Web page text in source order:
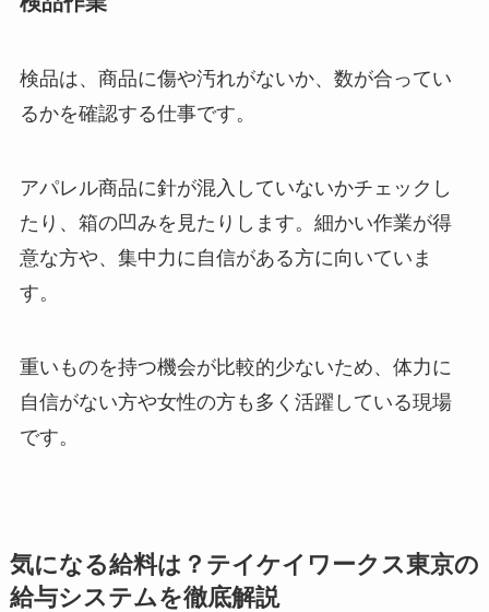
検品は、商品に傷や汚れがないか、数が合ってい
るかを確認する仕事です。
アパレル商品に針が混入していないかチェックし
たり、箱の凹みを見たりします。細かい作業が得
意な方や、集中力に自信がある方に向いていま
す。
重いものを持つ機会が比較的少ないため、体力に
自信がない方や女性の方も多く活躍している現場
です。
気になる給料は？テイケイワークス東京の
給与システムを徹底解説